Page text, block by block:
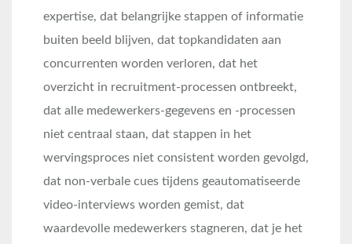
expertise, dat belangrijke stappen of informatie
buiten beeld blijven, dat topkandidaten aan
concurrenten worden verloren, dat het
overzicht in recruitment-processen ontbreekt,
dat alle medewerkers-gegevens en -processen
niet centraal staan, dat stappen in het
wervingsproces niet consistent worden gevolgd,
dat non-verbale cues tijdens geautomatiseerde
video-interviews worden gemist, dat
waardevolle medewerkers stagneren, dat je het